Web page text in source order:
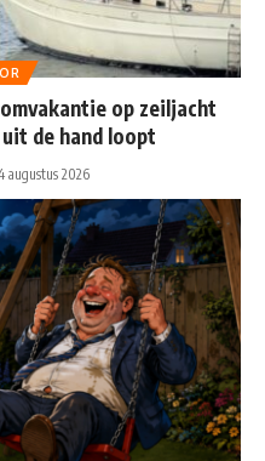
op zeiljacht
de hand loopt
augustus 2026